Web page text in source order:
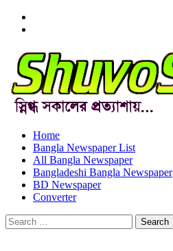
Home
Bangla Newspaper List
All Bangla Newspaper
Bangladeshi Bangla Newspaper
BD Newspaper
Converter
Search
for: